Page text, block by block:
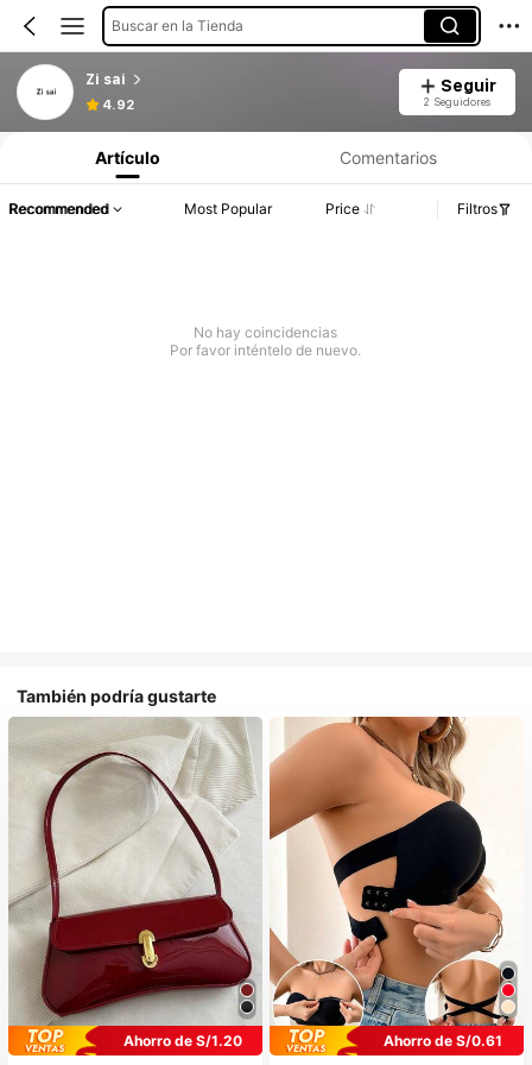
Buscar en la Tienda
Zi sai
4.92
Seguir
2 Seguidores
Artículo Comentarios
Recommended Most Popular Price Filtros
No hay coincidencias
Por favor inténtelo de nuevo.
También podría gustarte
Ahorro de S/1.20
Ahorro de S/0.61